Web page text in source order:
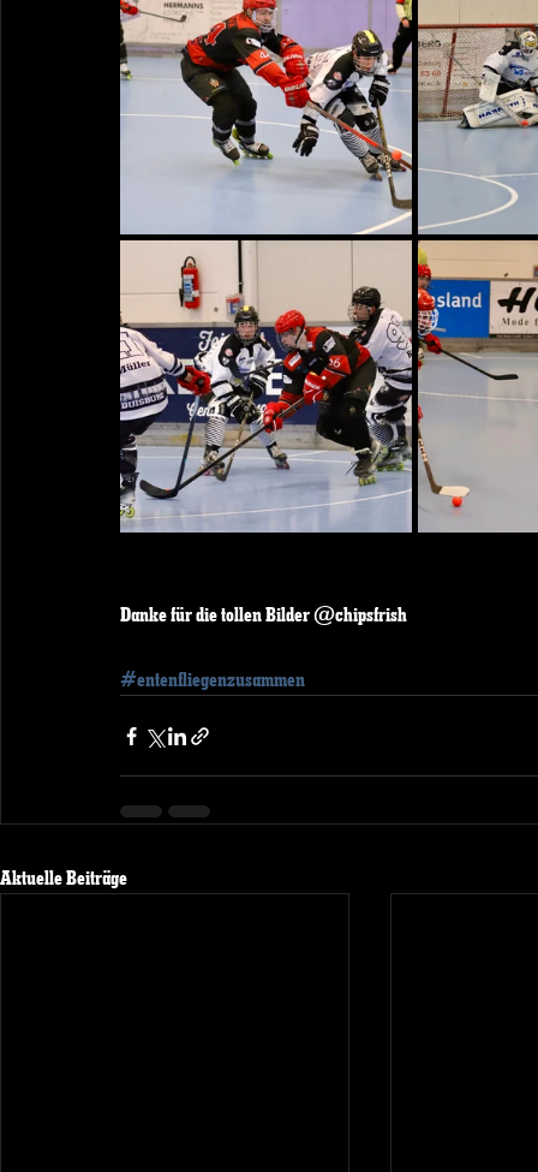
Danke für die tollen Bilder @chipsfrish
#entenfliegenzusammen
Aktuelle Beiträge